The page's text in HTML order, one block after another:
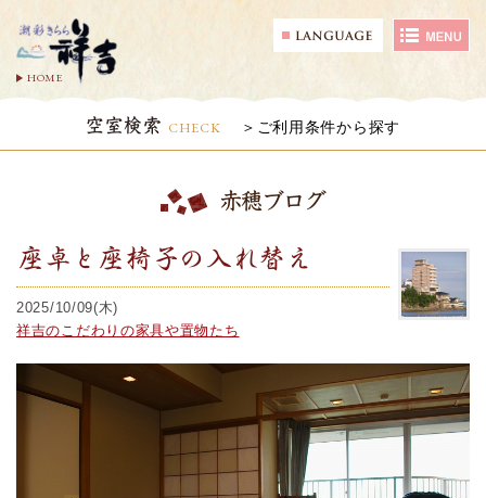
HOME
空室検索 CHECK ご利用条件から探す
赤穂ブログ
座卓と座椅子の入れ替え
2025/10/09(木)
祥吉のこだわりの家具や置物たち